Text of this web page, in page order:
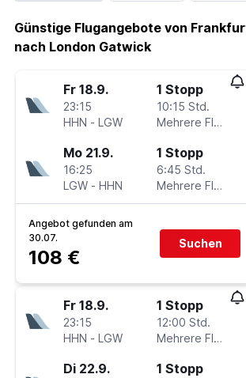
Günstige Flugangebote von
nach London Gatwick
Fr 18.9.
23:15
HHN - LGW
1 Stopp
10:15 Std.
Mehrere Fluglinien
Mo 21.9.
16:25
LGW - HHN
1 Stopp
6:45 Std.
Mehrere Fluglinien
Angebot gefunden am
30.07.
108 €
Suchen
Fr 18.9.
23:15
HHN - LGW
1 Stopp
12:00 Std.
Mehrere Fluglinien
Di 22.9. 1 Stopp